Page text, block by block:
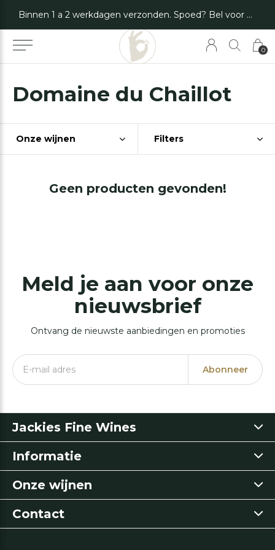
0
Binnen 1 a 2 werkdagen verzonden. Spoed? Bel voor de mogelijkheden.
Domaine du Chaillot
Onze wijnen Filters
Geen producten gevonden!
Meld je aan voor onze
nieuwsbrief
Ontvang de nieuwste aanbiedingen en promoties
Abonneer
Jackies Fine Wines
Informatie
Onze wijnen
Contact